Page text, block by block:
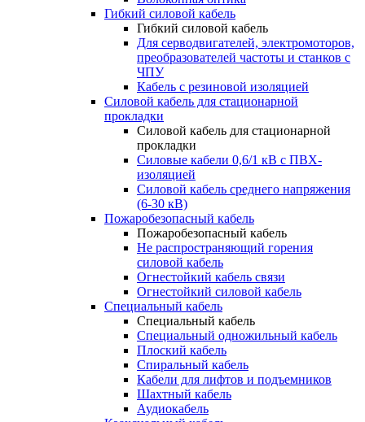
Гибкий силовой кабель
Гибкий силовой кабель
Для серводвигателей, электромоторов,
преобразователей частоты и станков с
ЧПУ
Кабель с резиновой изоляцией
Силовой кабель для стационарной
прокладки
Силовой кабель для стационарной
прокладки
Силовые кабели 0,6/1 кВ с ПВХ-
изоляцией
Силовой кабель среднего напряжения
(6-30 кВ)
Пожаробезопасный кабель
Пожаробезопасный кабель
Не распространяющий горения
силовой кабель
Огнестойкий кабель связи
Огнестойкий силовой кабель
Специальный кабель
Специальный кабель
Специальный одножильный кабель
Плоский кабель
Спиральный кабель
Кабели для лифтов и подъемников
Шахтный кабель
Аудиокабель